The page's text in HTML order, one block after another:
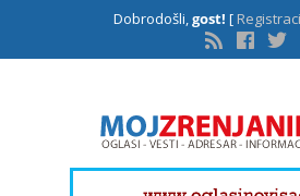
Dobrodošli,gost! [